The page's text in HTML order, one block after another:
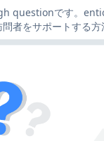
questionです。
者をサポートする方